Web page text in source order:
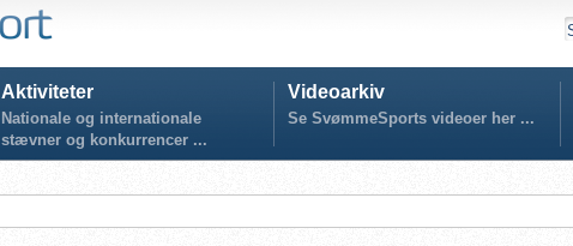
Aktiviteter
Nationale og internationale
stævner og konkurrencer ...
Videoarkiv
Se SvømmeSports videoer her ...